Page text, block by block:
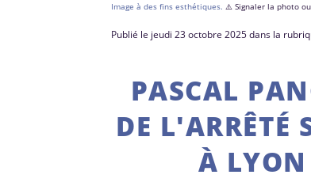
Image à des fins esthétiques.⚠️ Signaler la photo
Publié le jeudi 23 octobre 2025 dans la
PASCAL
DE L'ARRÊTÉ
À LYON